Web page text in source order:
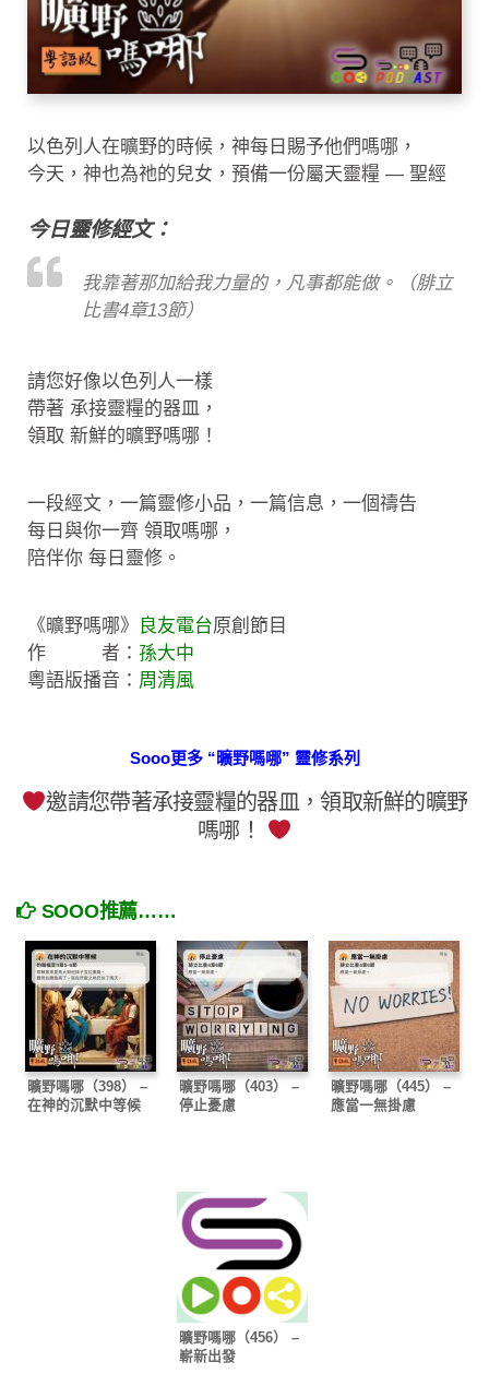
以色列人在曠野的時候，神每日賜予他們嗎哪，
今天，神也為祂的兒女，預備一份屬天靈糧 — 聖經
今日靈修經文：
我靠著那加給我力量的，凡事都能做。（腓立
比書4章13節）
請您好像以色列人一樣
帶著 承接靈糧的器皿，
領取 新鮮的曠野嗎哪！
一段經文，一篇靈修小品，一篇信息，一個禱告
每日與你一齊 領取嗎哪，
陪伴你 每日靈修。
《曠野嗎哪》 良友電台原創節目
作 者： 孫大中
粵語版播音： 周清風
Sooo更多 “曠野嗎哪” 靈修系列
邀請您帶著承接靈糧的器皿，領取新鮮的曠野
嗎哪！
SOOO推薦……
曠野嗎哪（398） –
在神的沉默中等候
曠野嗎哪（403） –
停止憂慮
曠野嗎哪（445） –
應當一無掛慮
曠野嗎哪（456） –
嶄新出發